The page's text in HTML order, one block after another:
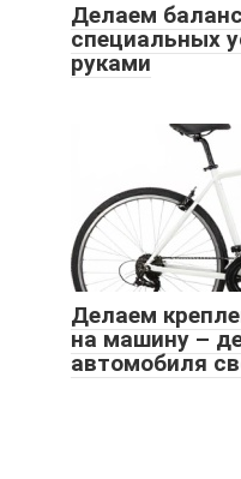
Делаем
специальных
руками
Делаем
на машину –
автомобиля